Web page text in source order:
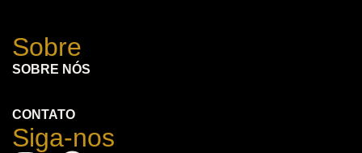
Sobre
SOBRE NÓS
CONTATO
Siga-nos